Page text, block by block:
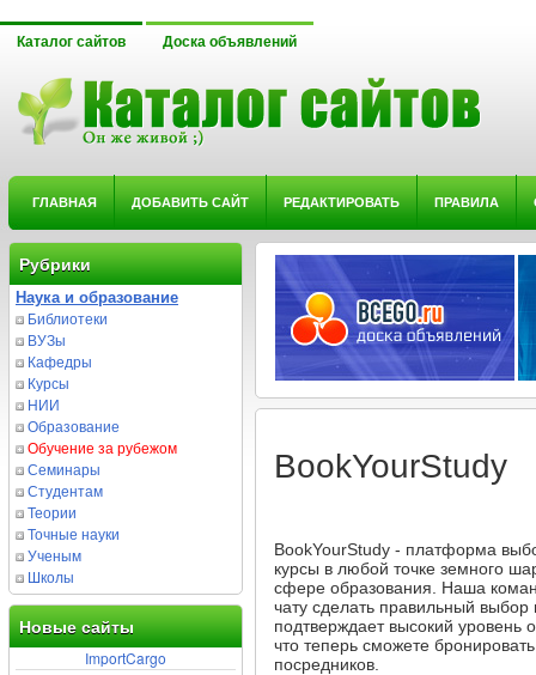
Каталог сайтов Доска объявлений
ГЛАВНАЯ ДОБАВИТЬ САЙТ РЕДАКТИРОВАТЬ ПРАВИЛА
Рубрики
Наука и образование
Библиотеки
ВУЗы
Кафедры
Курсы
НИИ
Образование
Обучение за рубежом
Семинары
Студентам
Теории
Точные науки
Ученым
Школы
Новые сайты
ImportCargo
BookYourStudy
BookYourStudy - платформа
курсы в любой точке земного
сфере образования. Наша
чату сделать правильный
подтверждает высокий уровень
что теперь сможете
посредников.